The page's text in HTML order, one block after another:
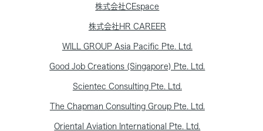
株式会社CEspace
株式会社HR CAREER
WILL GROUP Asia Pacific Pte. Ltd.
Good Job Creations (Singapore) Pte. Ltd.
Scientec Consulting Pte. Ltd.
The Chapman Consulting Group Pte. Ltd.
Oriental Aviation International Pte. Ltd.